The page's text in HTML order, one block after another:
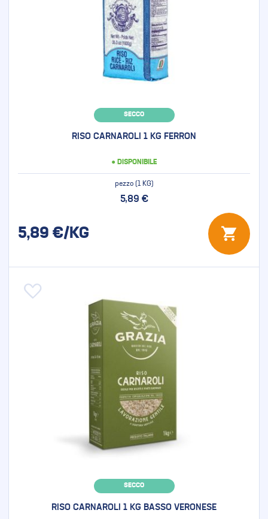
SECCO
RISO CARNAROLI 1 KG FERRON
● DISPONIBILE
pezzo (1 KG)
5,89 €
5,89 €/KG
SECCO
RISO CARNAROLI 1 KG BASSO VERONESE